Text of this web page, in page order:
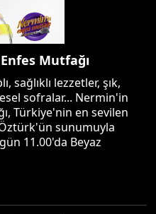
Mutfağı
sağlıklı lezzetler, şık,
sofralar... Nermin'in
Türkiye'nin en sevilen
sunumuyla
11.00'da Beyaz